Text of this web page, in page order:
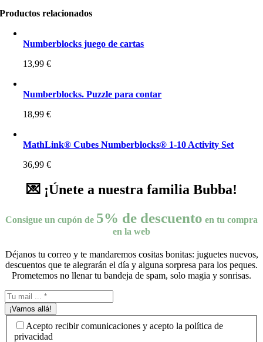
Productos relacionados
Numberblocks juego de cartas
13,99€
Numberblocks. Puzzle para contar
18,99€
MathLink® Cubes Numberblocks® 1-10 Activity Set
36,99€
💌 ¡Únete a nuestra familia Bubba!
Consigue un cupón de 5% de descuento en tu compra
en la web
Déjanos tu correo y te mandaremos cositas bonitas: juguetes nuevos,
descuentos que te alegrarán el día y alguna sorpresa para los peques.
Prometemos no llenar tu bandeja de spam, solo magia y sonrisas.
¡Vamos allá!
Acepto recibir comunicaciones y acepto la política de
privacidad